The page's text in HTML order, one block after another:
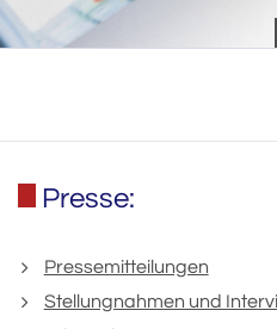
Presse:
Pressemitteilungen
Stellungnahmen und